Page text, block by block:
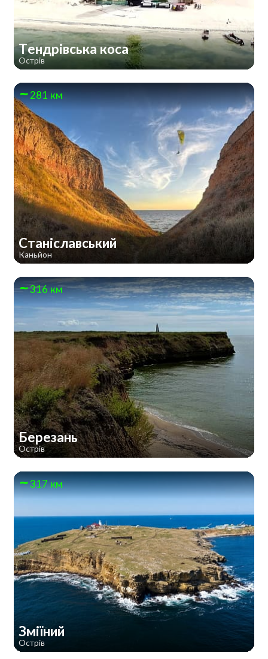
Тендрівська коса
Острів
281 км
Станіславський
Каньйон
316 км
Березань
Острів
317 км
Зміїний
Острів